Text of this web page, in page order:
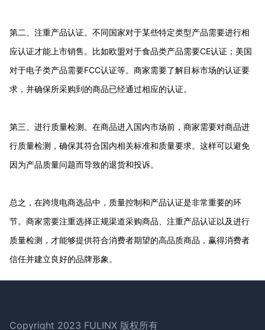
第二、注重产品认证。不同国家对于某些特定类型产品需要进行相
应认证才能上市销售。比如欧盟对于食品类产品需要CE认证；美国
对于电子类产品需要FCC认证等。商家需要了解目标市场的认证要
求，并确保所采购到的商品已经通过相应的认证。
第三、进行质量检测。在商品进入国内市场前，商家需要对商品进
行质量检测，确保其符合国内相关标准和质量要求。这样可以避免
因为产品质量问题而导致的退货和投诉。
总之，在跨境电商选品中，质量控制和产品认证是非常重要的环
节。商家需要注重选择正规渠道采购商品、注重产品认证以及进行
质量检测，才能够提供符合消费者期望的高品质商品，赢得消费者
信任并建立良好的品牌形象。
Copyright 2023 FULINX 版权所有